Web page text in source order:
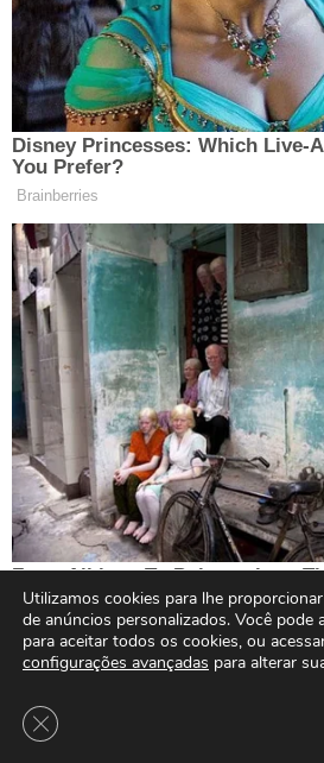
Utilizamos cookies para lhe
de anúncios personalizados. Você pode
para aceitar todos os cookies, ou
configurações avançadas para alterar
Close GDPR Cookie Banner